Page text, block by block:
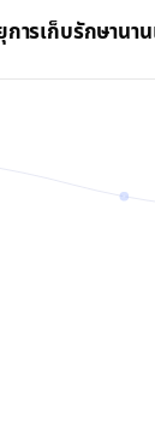
รเก็บรักษานาน